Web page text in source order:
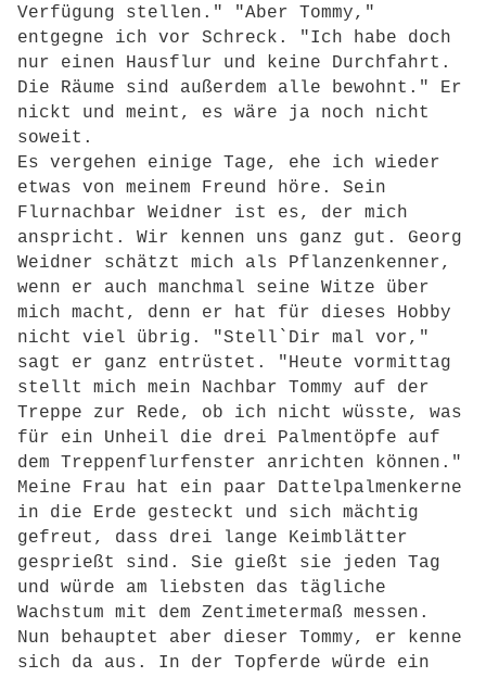
Verfügung stellen." "Aber Tommy,"
entgegne ich vor Schreck. "Ich habe doch
nur einen Hausflur und keine Durchfahrt.
Die Räume sind außerdem alle bewohnt." Er
nickt und meint, es wäre ja noch nicht
soweit.
Es vergehen einige Tage, ehe ich wieder
etwas von meinem Freund höre. Sein
Flurnachbar Weidner ist es, der mich
anspricht. Wir kennen uns ganz gut. Georg
Weidner schätzt mich als Pflanzenkenner,
wenn er auch manchmal seine Witze über
mich macht, denn er hat für dieses Hobby
nicht viel übrig. "Stell`Dir mal vor,"
sagt er ganz entrüstet. "Heute vormittag
stellt mich mein Nachbar Tommy auf der
Treppe zur Rede, ob ich nicht wüsste, was
für ein Unheil die drei Palmentöpfe auf
dem Treppenflurfenster anrichten können."
Meine Frau hat ein paar Dattelpalmenkerne
in die Erde gesteckt und sich mächtig
gefreut, dass drei lange Keimblätter
gesprießt sind. Sie gießt sie jeden Tag
und würde am liebsten das tägliche
Wachstum mit dem Zentimetermaß messen.
Nun behauptet aber dieser Tommy, er kenne
sich da aus. In der Topferde würde ein